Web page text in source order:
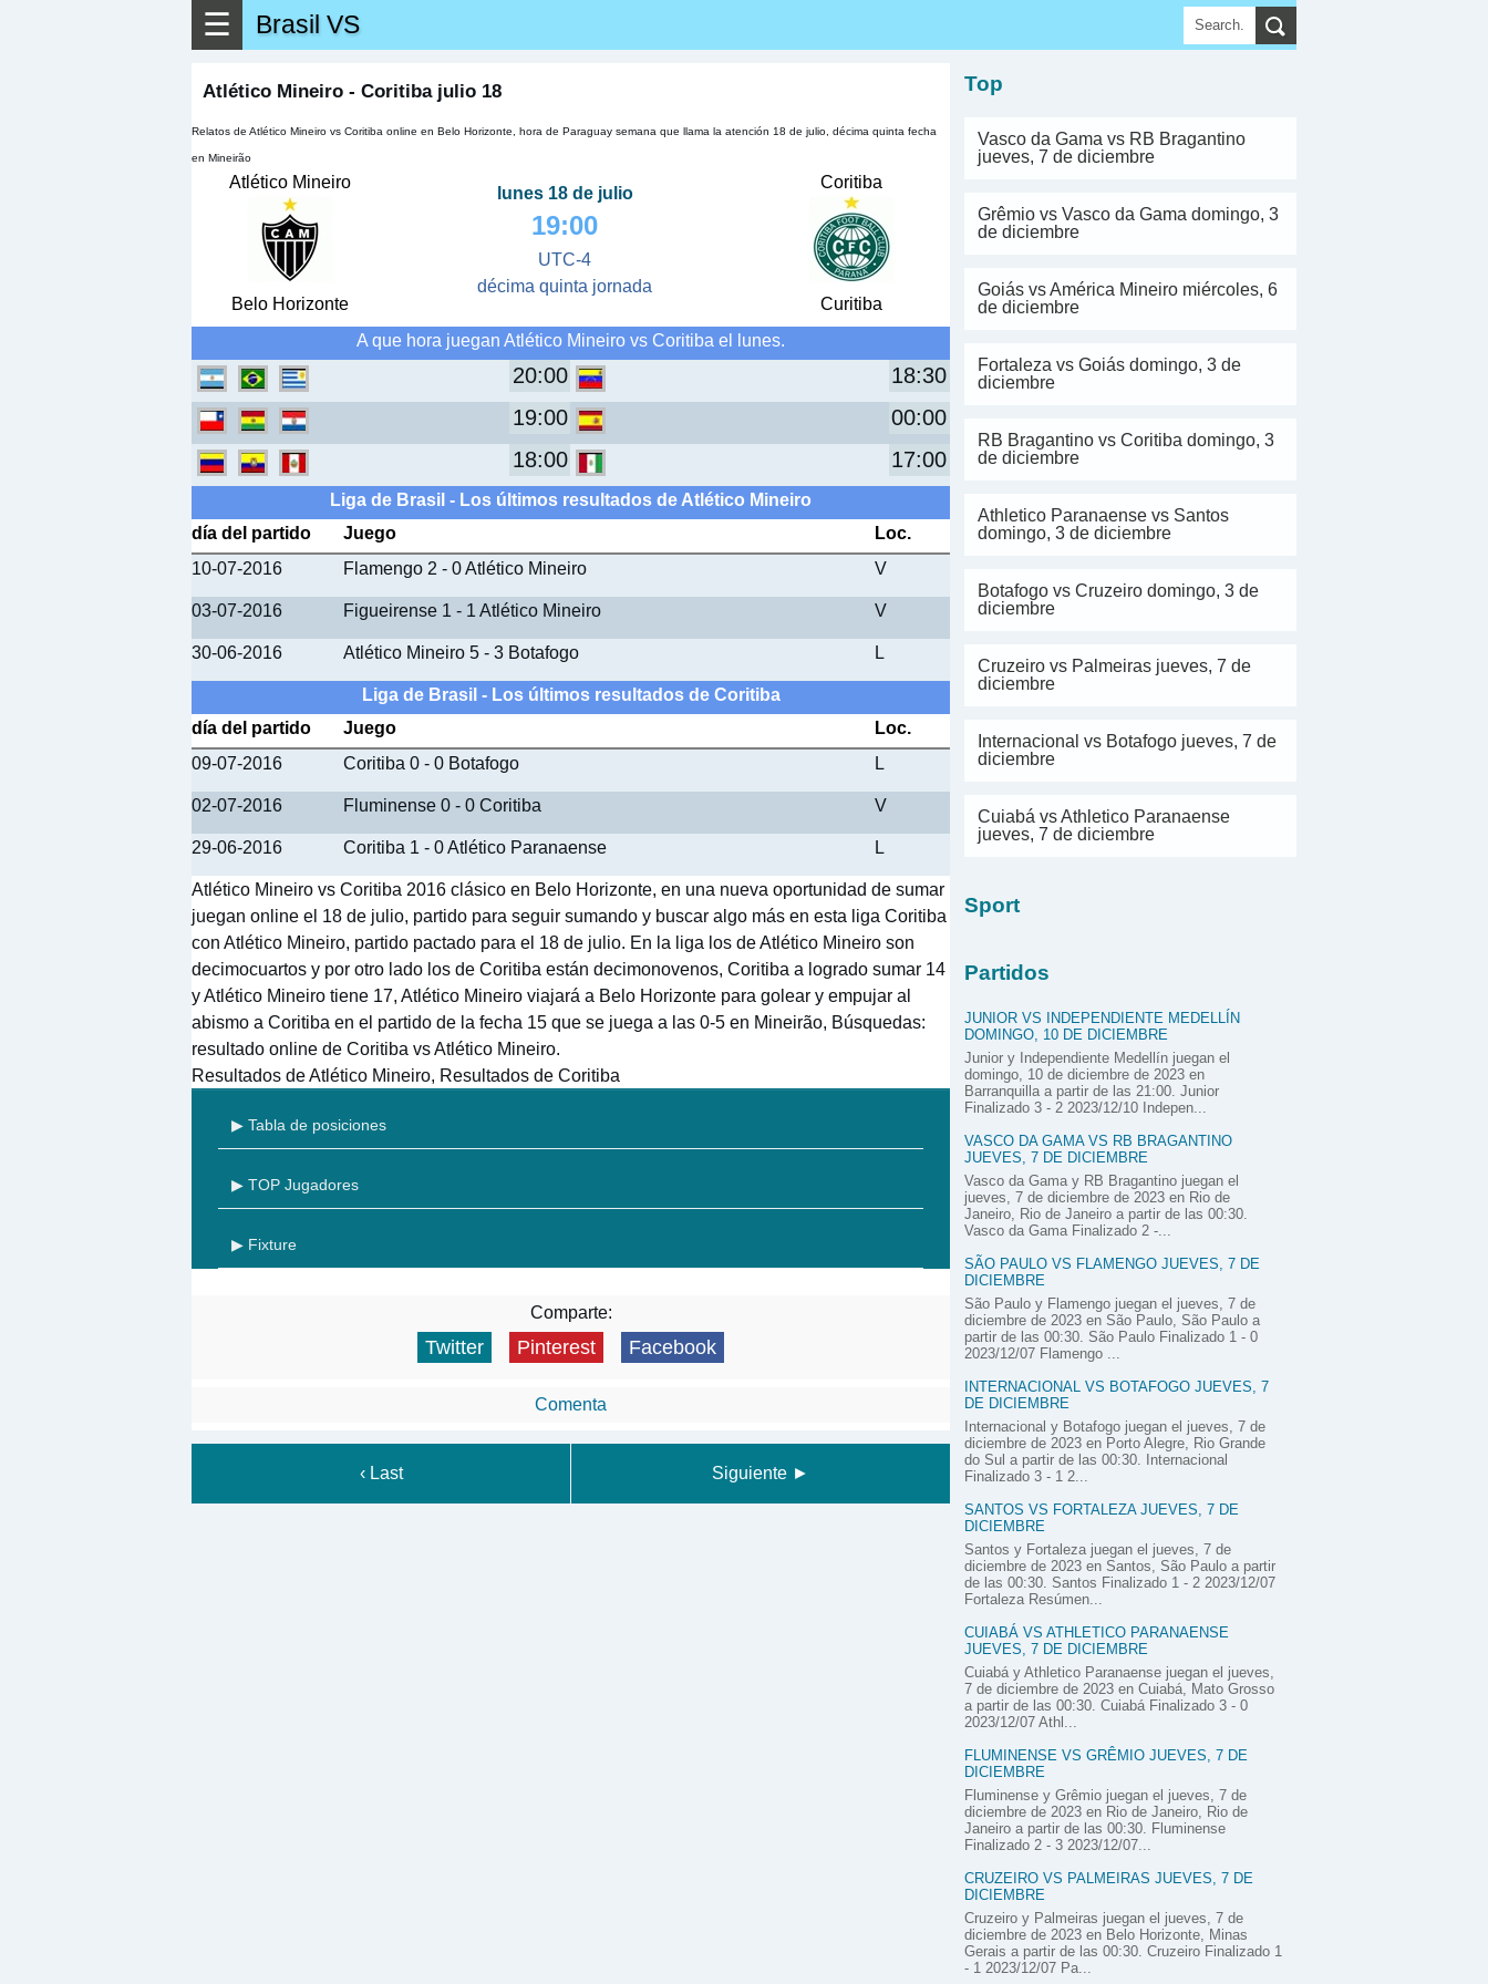
☰ Brasil VS
Atlético Mineiro - Coritiba julio 18
Relatos de Atlético Mineiro vs Coritiba online en Belo Horizonte, hora de Paraguay semana que llama la atención 18 de julio, décima quinta fecha
en Mineirão
Atlético Mineiro
Belo Horizonte
lunes 18 de julio
19:00
UTC-4
décima quinta jornada
Coritiba
Curitiba
A que hora juegan Atlético Mineiro vs Coritiba el lunes.
20:00
18:30
19:00
00:00
18:00
17:00
Liga de Brasil - Los últimos resultados de Atlético Mineiro
día del partido
Juego
Loc.
10-07-2016
Flamengo 2 - 0 Atlético Mineiro V
03-07-2016 Figueirense 1 - 1 Atlético Mineiro V
30-06-2016 Atlético Mineiro 5 - 3 Botafogo L
Liga de Brasil - Los últimos resultados de Coritiba
día del partido
Juego
Loc.
09-07-2016
Coritiba 0 - 0 Botafogo L
02-07-2016 Fluminense 0 - 0 Coritiba V
29-06-2016 Coritiba 1 - 0 Atlético Paranaense L
Atlético Mineiro vs Coritiba 2016 clásico en Belo Horizonte, en una nueva oportunidad de sumar
juegan online el 18 de julio, partido para seguir sumando y buscar algo más en esta liga Coritiba
con Atlético Mineiro, partido pactado para el 18 de julio. En la liga los de Atlético Mineiro son
decimocuartos y por otro lado los de Coritiba están decimonovenos, Coritiba a logrado sumar 14
y Atlético Mineiro tiene 17, Atlético Mineiro viajará a Belo Horizonte para golear y empujar al
abismo a Coritiba en el partido de la fecha 15 que se juega a las 0-5 en Mineirão, Búsquedas:
resultado online de Coritiba vs Atlético Mineiro.
Resultados de Atlético Mineiro, Resultados de Coritiba
▶ Tabla de posiciones
▶ TOP Jugadores
▶ Fixture
Comparte:
Twitter Pinterest Facebook
Comenta
‹ Last Siguiente ►
Top
Vasco da Gama vs RB Bragantino
jueves, 7 de diciembre
Grêmio vs Vasco da Gama domingo, 3
de diciembre
Goiás vs América Mineiro miércoles, 6
de diciembre
Fortaleza vs Goiás domingo, 3 de
diciembre
RB Bragantino vs Coritiba domingo, 3
de diciembre
Athletico Paranaense vs Santos
domingo, 3 de diciembre
Botafogo vs Cruzeiro domingo, 3 de
diciembre
Cruzeiro vs Palmeiras jueves, 7 de
diciembre
Internacional vs Botafogo jueves, 7 de
diciembre
Cuiabá vs Athletico Paranaense
jueves, 7 de diciembre
Sport
Partidos
JUNIOR VS INDEPENDIENTE MEDELLÍN
DOMINGO, 10 DE DICIEMBRE
Junior y Independiente Medellín juegan el
domingo, 10 de diciembre de 2023 en
Barranquilla a partir de las 21:00. Junior
Finalizado 3 - 2 2023/12/10 Indepen...
VASCO DA GAMA VS RB BRAGANTINO
JUEVES, 7 DE DICIEMBRE
Vasco da Gama y RB Bragantino juegan el
jueves, 7 de diciembre de 2023 en Rio de
Janeiro, Rio de Janeiro a partir de las 00:30.
Vasco da Gama Finalizado 2 -...
SÃO PAULO VS FLAMENGO JUEVES, 7 DE
DICIEMBRE
São Paulo y Flamengo juegan el jueves, 7 de
diciembre de 2023 en São Paulo, São Paulo a
partir de las 00:30. São Paulo Finalizado 1 - 0
2023/12/07 Flamengo ...
INTERNACIONAL VS BOTAFOGO JUEVES, 7
DE DICIEMBRE
Internacional y Botafogo juegan el jueves, 7 de
diciembre de 2023 en Porto Alegre, Rio Grande
do Sul a partir de las 00:30. Internacional
Finalizado 3 - 1 2...
SANTOS VS FORTALEZA JUEVES, 7 DE
DICIEMBRE
Santos y Fortaleza juegan el jueves, 7 de
diciembre de 2023 en Santos, São Paulo a partir
de las 00:30. Santos Finalizado 1 - 2 2023/12/07
Fortaleza Resúmen...
CUIABÁ VS ATHLETICO PARANAENSE
JUEVES, 7 DE DICIEMBRE
Cuiabá y Athletico Paranaense juegan el jueves,
7 de diciembre de 2023 en Cuiabá, Mato Grosso
a partir de las 00:30. Cuiabá Finalizado 3 - 0
2023/12/07 Athl...
FLUMINENSE VS GRÊMIO JUEVES, 7 DE
DICIEMBRE
Fluminense y Grêmio juegan el jueves, 7 de
diciembre de 2023 en Rio de Janeiro, Rio de
Janeiro a partir de las 00:30. Fluminense
Finalizado 2 - 3 2023/12/07...
CRUZEIRO VS PALMEIRAS JUEVES, 7 DE
DICIEMBRE
Cruzeiro y Palmeiras juegan el jueves, 7 de
diciembre de 2023 en Belo Horizonte, Minas
Gerais a partir de las 00:30. Cruzeiro Finalizado 1
- 1 2023/12/07 Pa...
▶ Ver más ▼